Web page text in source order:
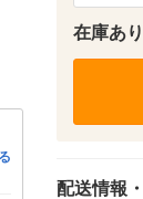
在庫あり
配送情報